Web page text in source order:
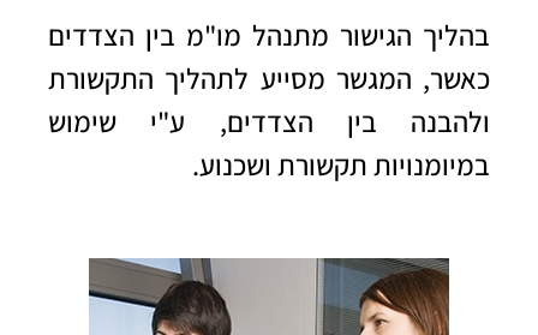
בהליך הגישור מתנהל מו"מ בין הצדדים
כאשר, המגשר מסייע לתהליך התקשורת
ולהבנה בין הצדדים, ע"י שימוש
במיומנויות תקשורת ושכנוע.